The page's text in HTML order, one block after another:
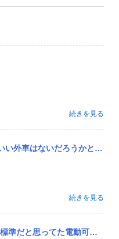
続きを見る
しかし何故かv60の中でもT5というグレードは...
続きを見る
せんでした。 オプションだったのでしょうか？